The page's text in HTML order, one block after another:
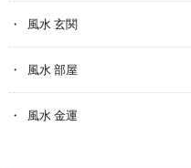
風水 玄関
風水 部屋
風水 金運